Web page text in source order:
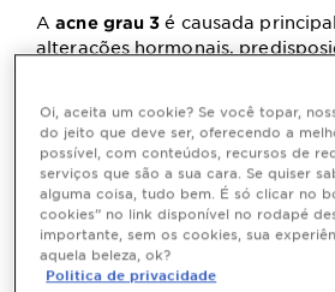
Aacne grau 3é causada
alterações hormonais,
os poros, favorecendo a
o desenvolvimento daacne .
Asensibilidade da pele aos
pode ser herdada, aumentando
desenvolver acne grave. A
Monalisa Nunes, explica
acne grau 3:“Normalmente, a
Oi, aceita um cookie? Se você topar,
do jeito que deve ser, oferecendo a
possível, com conteúdos, recursos de
serviços que são a sua cara. Se quiser
alguma coisa, tudo bem. É só clicar no
cookies” no link disponível no rodapé
importante, sem os cookies, sua
aquela beleza, ok?
Politica de privacidade